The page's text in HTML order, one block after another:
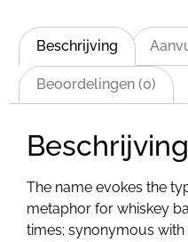
Beschrijving
Beoordelingen (0)
Beschrijving
The name evokes the
metaphor for whiskey
times; synonymous